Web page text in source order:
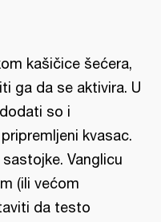
kašičice šećera,
ga da se aktivira. U
so i
kvasac.
Vanglicu
(ili većom
da testo